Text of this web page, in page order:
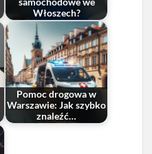
Włoszech?
Pomoc drogowa w
Warszawie: Jak szybko
znaleźć…